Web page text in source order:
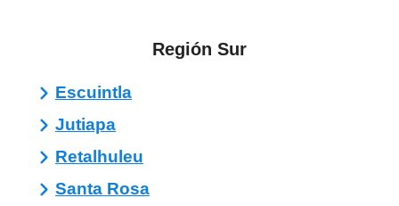
Región Sur
Escuintla
Jutiapa
Retalhuleu
Santa Rosa